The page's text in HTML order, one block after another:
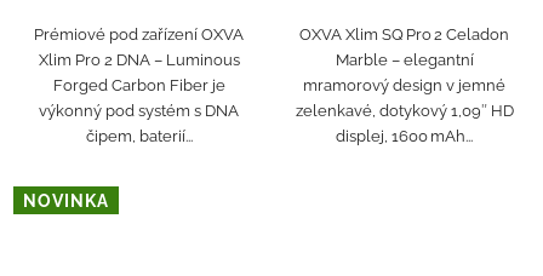
Prémiové pod zařízení OXVA
Xlim Pro 2 DNA – Luminous
Forged Carbon Fiber je
výkonný pod systém s DNA
čipem, baterií...
OXVA Xlim SQ Pro 2 Celadon
Marble – elegantní
mramorový design v jemné
zelenkavé, dotykový 1,09″ HD
displej, 1600 mAh...
NOVINKA